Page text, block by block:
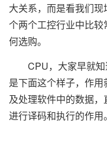
大关系，而是看我们
个两个工控行业中比
何选购。
CPU，大家早就知
是下面这个样子，作
及处理软件中的数据
进行译码和执行的作用。